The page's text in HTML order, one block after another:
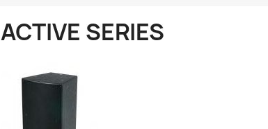
ACTIVE SERIES